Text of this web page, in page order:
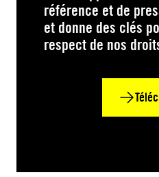
référence et de
et donne des clés
respect de nos